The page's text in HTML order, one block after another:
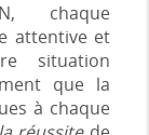
chaque
attentive et
situation
que la
à chaque